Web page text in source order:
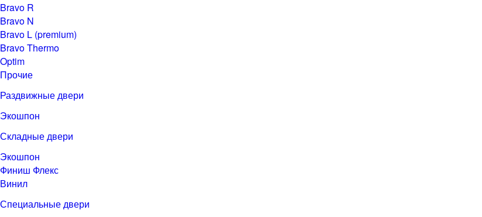
Bravo R
Bravo N
Bravo L (premium)
Bravo Thermo
Optim
Прочие
Раздвижные двери
Экошпон
Складные двери
Экошпон
Финиш Флекс
Винил
Специальные двери